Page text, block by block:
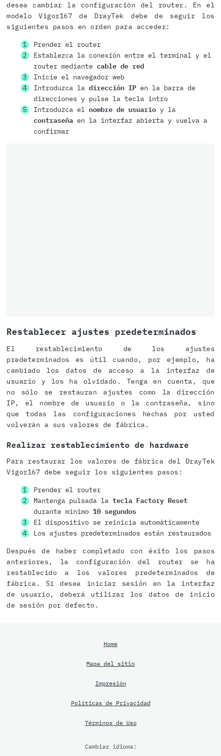
desea cambiar la configuración del router. En el
modelo Vigor167 de DrayTek debe de seguir los
siguientes pasos en orden para acceder:
Prender el router
Establezca la conexión entre el terminal y el
router mediante cable de red
Inicie el navegador web
Introduzca la dirección IPen la barra de
direcciones y pulse la tecla intro
Introduzca el nombre de usuarioy la
contraseña en la interfaz abierta y vuelva a
confirmar
Restablecer ajustes predeterminados
El restablecimiento de los ajustes
predeterminados es útil cuando, por ejemplo, ha
cambiado los datos de acceso a la interfaz de
usuario y los ha olvidado. Tenga en cuenta, que
no sólo se restauran ajustes como la dirección
IP, el nombre de usuario o la contraseña, sino
que todas las configuraciones hechas por usted
volverán a sus valores de fábrica.
Realizar restablecimiento de hardware
Para restaurar los valores de fábrica del DrayTek
Vigor167 debe seguir los siguientes pasos:
Prender el router
Mantenga pulsada la tecla Factory Reset
durante mínimo 10 segundos
El dispositivo se reinicia automáticamente
Los ajustes predeterminados están restaurados
Después de haber completado con éxito los pasos
anteriores, la configuración del router se ha
restablecido a los valores predeterminados de
fábrica. Si desea iniciar sesión en la interfaz
de usuario, deberá utilizar los datos de inicio
de sesión por defecto.
Home
Mapa del sitio
Impresión
Políticas de Privacidad
Términos de Uso
Cambiar idioma: